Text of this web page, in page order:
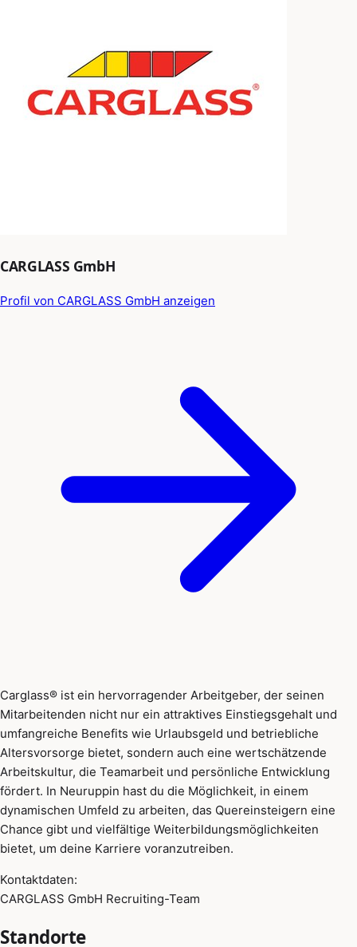
CARGLASS GmbH
Profil von CARGLASS GmbH anzeigen
Carglass® ist ein hervorragender Arbeitgeber, der seinen
Mitarbeitenden nicht nur ein attraktives Einstiegsgehalt und
umfangreiche Benefits wie Urlaubsgeld und betriebliche
Altersvorsorge bietet, sondern auch eine wertschätzende
Arbeitskultur, die Teamarbeit und persönliche Entwicklung
fördert. In Neuruppin hast du die Möglichkeit, in einem
dynamischen Umfeld zu arbeiten, das Quereinsteigern eine
Chance gibt und vielfältige Weiterbildungsmöglichkeiten
bietet, um deine Karriere voranzutreiben.
Kontaktdaten:
CARGLASS GmbH Recruiting-Team
Standorte